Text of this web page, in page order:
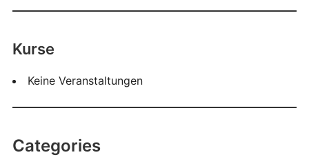
Kurse
Keine Veranstaltungen
Categories